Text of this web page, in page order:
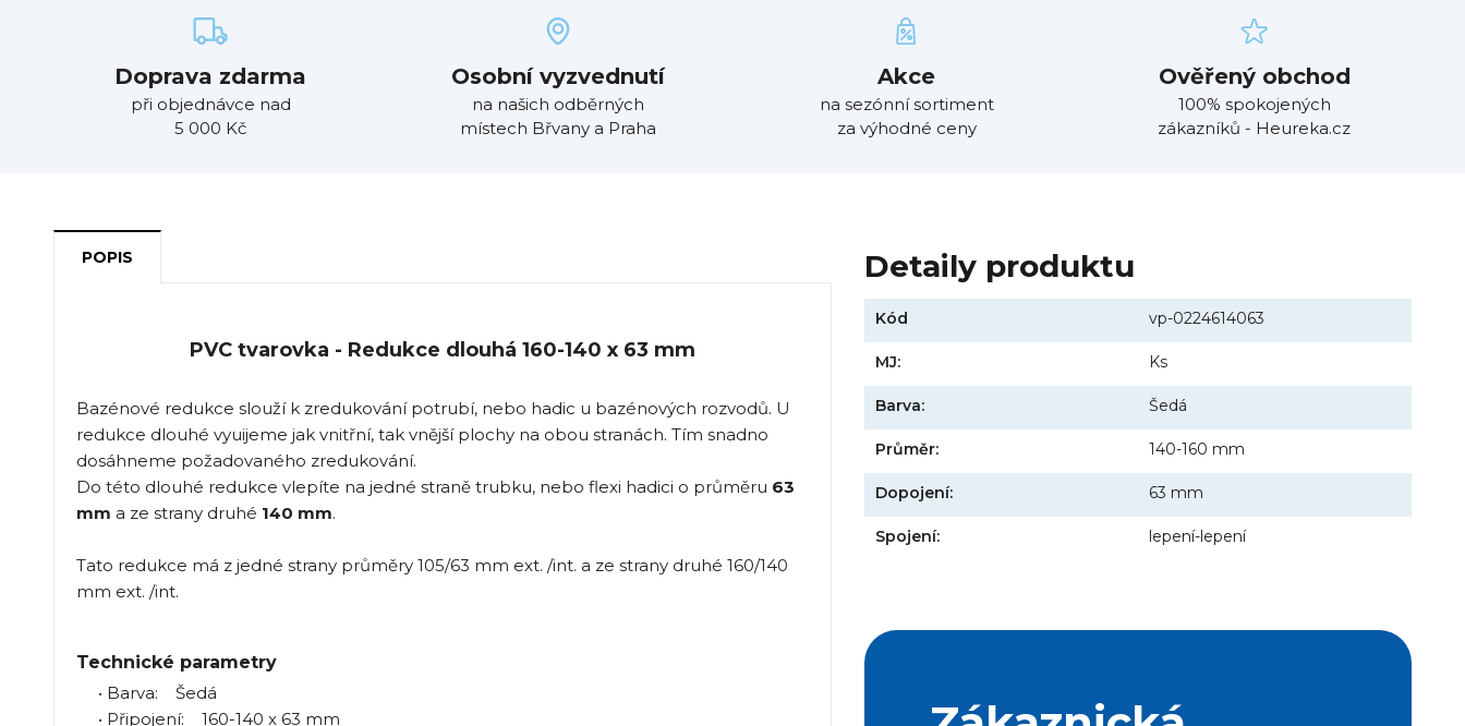
Doprava zdarma
při objednávce nad
5 000 Kč
Osobní vyzvednutí
na našich odběrných
místech Břvany a Praha
Akce
na sezónní sortiment
za výhodné ceny
Ověřený obchod
100% spokojených
zákazníků - Heureka.cz
POPIS
PVC tvarovka - Redukce dlouhá 160-140 x 63 mm
Bazénové redukce slouží k zredukování potrubí, nebo hadic u bazénových rozvodů. U
redukce dlouhé vyuijeme jak vnitřní, tak vnější plochy na obou stranách. Tím snadno
dosáhneme požadovaného zredukování.
Do této dlouhé redukce vlepíte na jedné straně trubku, nebo flexi hadici o průměru 63
mm a ze strany druhé 140 mm.
Tato redukce má z jedné strany průměry 105/63 mm ext. /int. a ze strany druhé 160/140
mm ext. /int.
Technické parametry
• Barva: Šedá
• Připojení: 160-140 x 63 mm
Detaily produktu
Kód vp-0224614063
MJ: Ks
Barva: Šedá
Průměr: 140-160 mm
Dopojení: 63 mm
Spojení: lepení-lepení